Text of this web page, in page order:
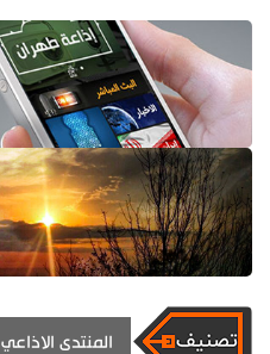
المنتدى الاذاعي